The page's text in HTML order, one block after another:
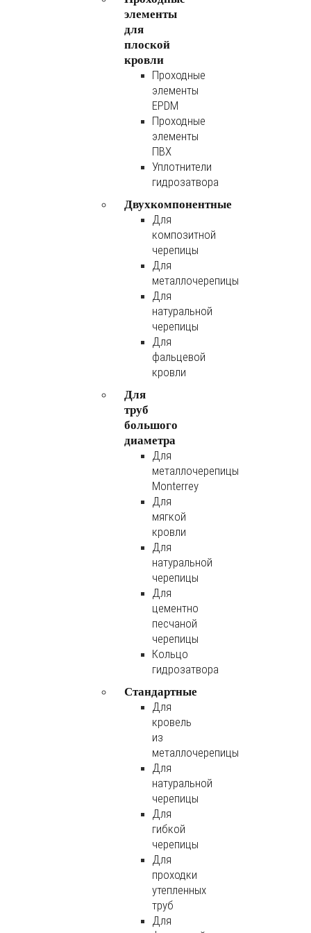
элементы
для
плоской
кровли
Проходные
элементы
EPDM
Проходные
элементы
ПВХ
Уплотнители
гидрозатвора
Двухкомпонентные
Для
композитной
черепицы
Для
металлочерепицы
Для
натуральной
черепицы
Для
фальцевой
кровли
Для
труб
большого
диаметра
Для
металлочерепицы
Monterrey
Для
мягкой
кровли
Для
натуральной
черепицы
Для
цементно
песчаной
черепицы
Кольцо
гидрозатвора
Стандартные
Для
кровель
из
металлочерепицы
Для
натуральной
черепицы
Для
гибкой
черепицы
Для
проходки
утепленных
труб
Для